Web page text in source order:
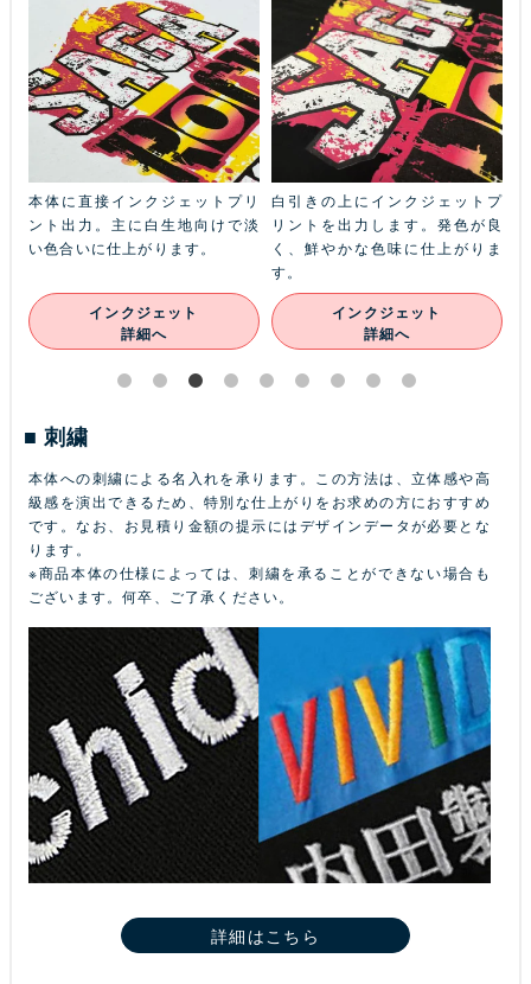
本体に直接インクジェットプリ
ント出力。主に白生地向けで淡
い色合いに仕上がります。
インクジェット
詳細へ
白引きの上にインクジェットプ
リントを出力します。発色が良
く、鮮やかな色味に仕上がりま
す。
インクジェット
詳細へ
刺繍
本体への刺繍による名入れを承ります。この方法は、立体感や高
級感を演出できるため、特別な仕上がりをお求めの方におすすめ
です。なお、お見積り金額の提示にはデザインデータが必要とな
ります。
※商品本体の仕様によっては、刺繍を承ることができない場合も
ございます。何卒、ご了承ください。
詳細はこちら